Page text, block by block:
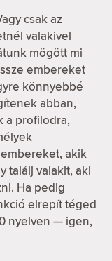
csak az
valakivel
mögött mi
embereket
könnyebbé
abban,
a profilodra,
akik
találj valakit, aki
Ha pedig
elrepít téged
nyelven — igen,